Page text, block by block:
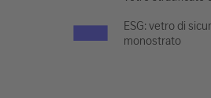
ESG: vetro di
monostrato